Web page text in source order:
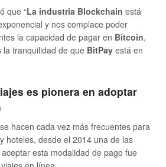
que “La industria Blockchain está
y nos complace poder
la capacidad de pagar en Bitcoin,
tranquilidad de que BitPay está en
es pionera en adoptar
se hacen cada vez más frecuentes para
hoteles, desde el 2014 una de las
esta modalidad de pago fue